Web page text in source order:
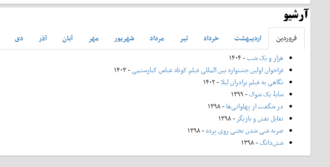
آرشیو
فروردين ارديبهشت خرداد تير مرداد شهريور مهر آبان آذر دی
هزار و یک شب- ۱۴۰۴
فراخوان اولین جشنواره بین المللی فیلم کوتاه عباس کیارستمی- ۱۴۰۳
نگاهی به فیلم برادران لیلا- ۱۴۰۲
سایۀ یک شوک- ۱۳۹۹
در شگفت از پهلوانی‌ها- ۱۳۹۸
تقابل نقش و بازیگر - ۱۳۹۸
ضربه فنی شدن تختی روی پرده- ۱۳۹۸
شش‌دانگ- ۱۳۹۸